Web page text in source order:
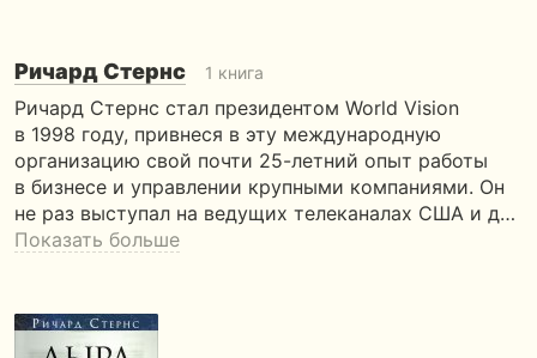
Ричард Стернс 1 книга
Ричард Стернс стал президентом World Vision
в 1998 году, привнеся в эту международную
организацию свой почти 25-летний опыт работы
в бизнесе и управлении крупными компаниями. Он
не раз выступал на ведущих телеканалах США и д…
Показать больше